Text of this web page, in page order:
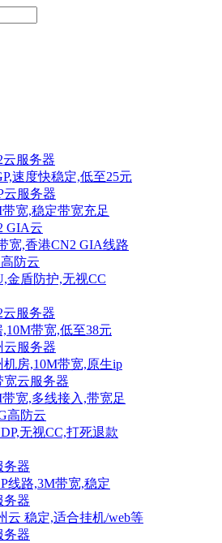
云服务器
速度快稳定,低至25元
云服务器
宽,稳定带宽充足
GIA云
宽,香港CN2 GIA线路
防云
金盾防护,无视CC
云服务器
带宽,低至38元
云服务器
机房,10M带宽,原生ip
宽云服务器
宽,多线接入,带宽足
高防云
无视CC,打死退款
务器
线路,3M带宽,稳定
务器
云 稳定,适合挂机/web等
务器